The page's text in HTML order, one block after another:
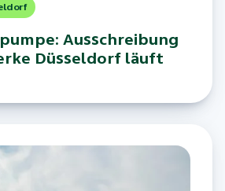
Ausschreibung
Düsseldorf läuft